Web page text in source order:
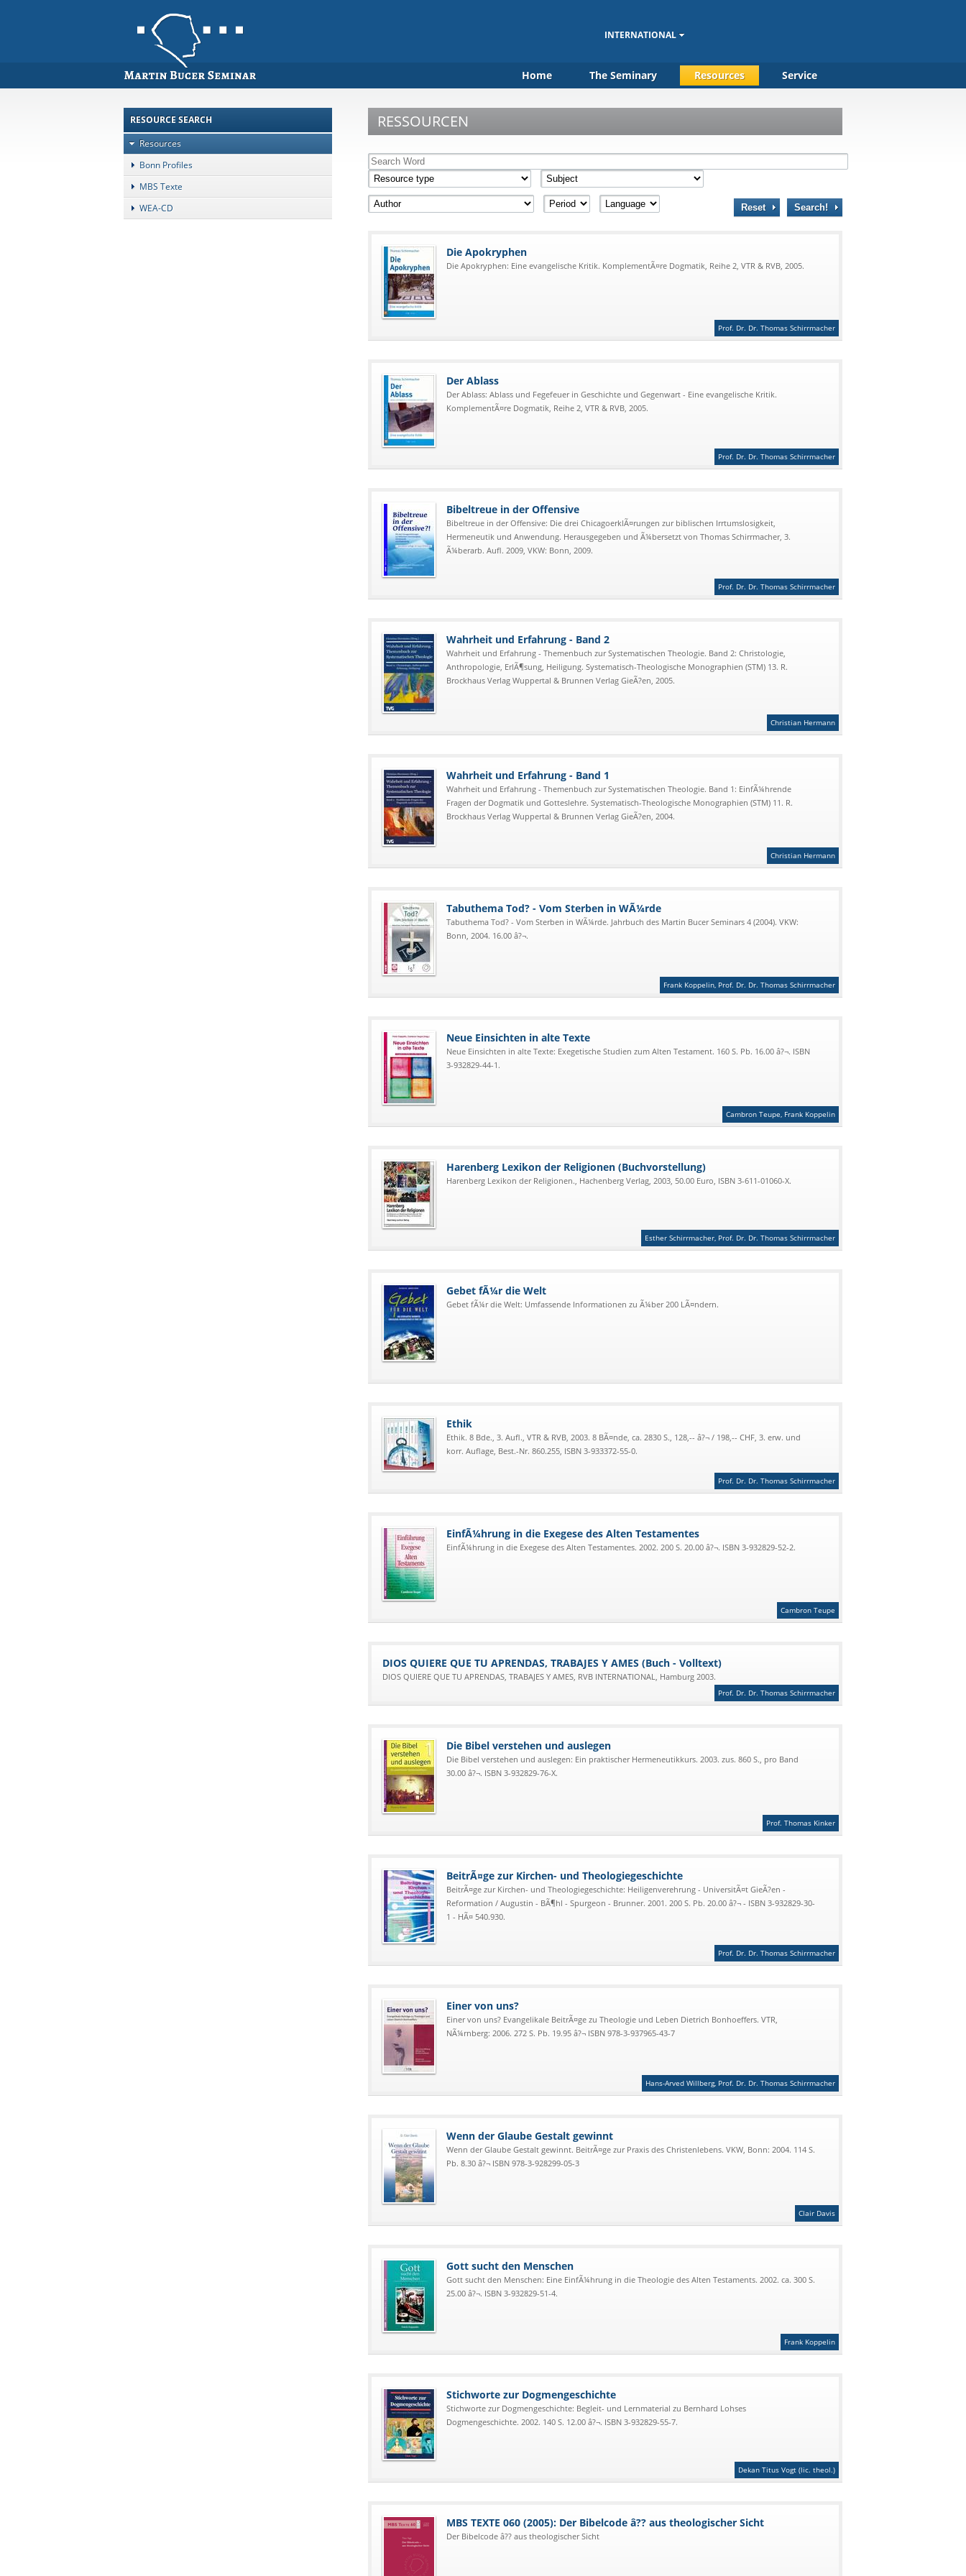
INTERNATIONAL
Home The Seminary Resources Service
RESOURCE SEARCH
Resources
Bonn Profiles
MBS Texte
WEA-CD
RESSOURCEN
Search!
Reset
Die Apokryphen
Die Apokryphen: Eine evangelische Kritik. KomplementÃ¤re Dogmatik, Reihe 2, VTR & RVB, 2005.
Prof. Dr. Dr. Thomas Schirrmacher
Der Ablass
Der Ablass: Ablass und Fegefeuer in Geschichte und Gegenwart - Eine evangelische Kritik.
KomplementÃ¤re Dogmatik, Reihe 2, VTR & RVB, 2005.
Prof. Dr. Dr. Thomas Schirrmacher
Bibeltreue in der Offensive
Bibeltreue in der Offensive: Die drei ChicagoerklÃ¤rungen zur biblischen Irrtumslosigkeit,
Hermeneutik und Anwendung. Herausgegeben und Ã¼bersetzt von Thomas Schirrmacher, 3.
Ã¼berarb. Aufl. 2009, VKW: Bonn, 2009.
Prof. Dr. Dr. Thomas Schirrmacher
Wahrheit und Erfahrung - Band 2
Wahrheit und Erfahrung - Themenbuch zur Systematischen Theologie. Band 2: Christologie,
Anthropologie, ErlÃ¶sung, Heiligung. Systematisch-Theologische Monographien (STM) 13. R.
Brockhaus Verlag Wuppertal & Brunnen Verlag GieÃ?en, 2005.
Christian Hermann
Wahrheit und Erfahrung - Band 1
Wahrheit und Erfahrung - Themenbuch zur Systematischen Theologie. Band 1: EinfÃ¼hrende
Fragen der Dogmatik und Gotteslehre. Systematisch-Theologische Monographien (STM) 11. R.
Brockhaus Verlag Wuppertal & Brunnen Verlag GieÃ?en, 2004.
Christian Hermann
Tabuthema Tod? - Vom Sterben in WÃ¼rde
Tabuthema Tod? - Vom Sterben in WÃ¼rde. Jahrbuch des Martin Bucer Seminars 4 (2004). VKW:
Bonn, 2004. 16.00 â?¬.
Frank Koppelin, Prof. Dr. Dr. Thomas Schirrmacher
Neue Einsichten in alte Texte
Neue Einsichten in alte Texte: Exegetische Studien zum Alten Testament. 160 S. Pb. 16.00 â?¬. ISBN
3-932829-44-1.
Cambron Teupe, Frank Koppelin
Harenberg Lexikon der Religionen (Buchvorstellung)
Harenberg Lexikon der Religionen., Hachenberg Verlag, 2003, 50.00 Euro, ISBN 3-611-01060-X.
Esther Schirrmacher, Prof. Dr. Dr. Thomas Schirrmacher
Gebet fÃ¼r die Welt
Gebet fÃ¼r die Welt: Umfassende Informationen zu Ã¼ber 200 LÃ¤ndern.
Ethik
Ethik. 8 Bde., 3. Aufl., VTR & RVB, 2003. 8 BÃ¤nde, ca. 2830 S., 128,-- â?¬ / 198,-- CHF, 3. erw. und
korr. Auflage, Best.-Nr. 860.255, ISBN 3-933372-55-0.
Prof. Dr. Dr. Thomas Schirrmacher
EinfÃ¼hrung in die Exegese des Alten Testamentes
EinfÃ¼hrung in die Exegese des Alten Testamentes. 2002. 200 S. 20.00 â?¬. ISBN 3-932829-52-2.
Cambron Teupe
DIOS QUIERE QUE TU APRENDAS, TRABAJES Y AMES (Buch - Volltext)
DIOS QUIERE QUE TU APRENDAS, TRABAJES Y AMES, RVB INTERNATIONAL, Hamburg 2003.
Prof. Dr. Dr. Thomas Schirrmacher
Die Bibel verstehen und auslegen
Die Bibel verstehen und auslegen: Ein praktischer Hermeneutikkurs. 2003. zus. 860 S., pro Band
30.00 â?¬. ISBN 3-932829-76-X.
Prof. Thomas Kinker
BeitrÃ¤ge zur Kirchen- und Theologiegeschichte
BeitrÃ¤ge zur Kirchen- und Theologiegeschichte: Heiligenverehrung - UniversitÃ¤t GieÃ?en -
Reformation / Augustin - BÃ¶hl - Spurgeon - Brunner. 2001. 200 S. Pb. 20.00 â?¬ - ISBN 3-932829-30-
1 - HÃ¤ 540.930.
Prof. Dr. Dr. Thomas Schirrmacher
Einer von uns?
Einer von uns? Evangelikale BeitrÃ¤ge zu Theologie und Leben Dietrich Bonhoeffers. VTR,
NÃ¼rnberg: 2006. 272 S. Pb. 19.95 â?¬ ISBN 978-3-937965-43-7
Hans-Arved Willberg, Prof. Dr. Dr. Thomas Schirrmacher
Wenn der Glaube Gestalt gewinnt
Wenn der Glaube Gestalt gewinnt. BeitrÃ¤ge zur Praxis des Christenlebens. VKW, Bonn: 2004. 114 S.
Pb. 8.30 â?¬ ISBN 978-3-928299-05-3
Clair Davis
Gott sucht den Menschen
Gott sucht den Menschen: Eine EinfÃ¼hrung in die Theologie des Alten Testaments. 2002. ca. 300 S.
25.00 â?¬. ISBN 3-932829-51-4.
Frank Koppelin
Stichworte zur Dogmengeschichte
Stichworte zur Dogmengeschichte: Begleit- und Lernmaterial zu Bernhard Lohses
Dogmengeschichte. 2002. 140 S. 12.00 â?¬. ISBN 3-932829-55-7.
Dekan Titus Vogt (lic. theol.)
MBS TEXTE 060 (2005): Der Bibelcode â?? aus theologischer Sicht
Der Bibelcode â?? aus theologischer Sicht